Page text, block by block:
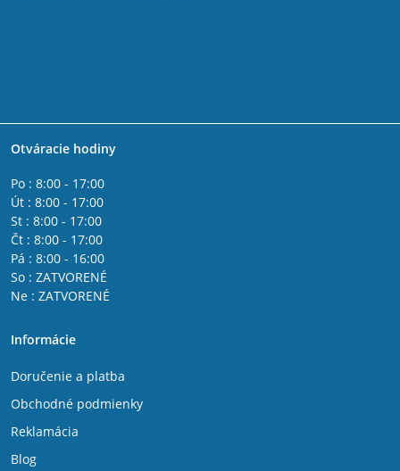
Otváracie hodiny
Po : 8:00 - 17:00
Út : 8:00 - 17:00
St : 8:00 - 17:00
Čt : 8:00 - 17:00
Pá : 8:00 - 16:00
So : ZATVORENÉ
Ne : ZATVORENÉ
Informácie
Doručenie a platba
Obchodné podmienky
Reklamácia
Blog